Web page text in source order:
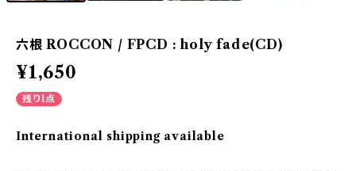
六根 ROCCON / FPCD : holy fade(CD)
¥1,650
残り1点
International shipping available